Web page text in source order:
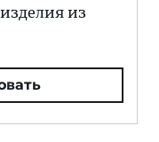
из